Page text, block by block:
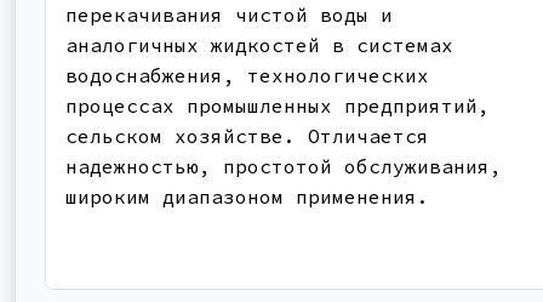
перекачивания чистой воды и
аналогичных жидкостей в системах
водоснабжения, технологических
процессах промышленных предприятий,
сельском хозяйстве. Отличается
надежностью, простотой обслуживания,
широким диапазоном применения.